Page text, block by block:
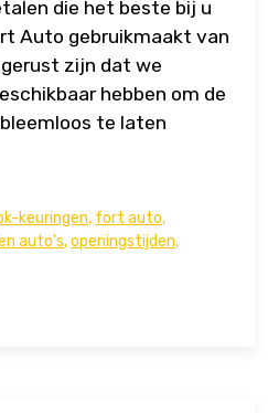
die het beste bij u
Auto gebruikmaakt van
zijn dat we
hebben om de
te laten
keuringen, fort auto,
auto's,openingstijden,